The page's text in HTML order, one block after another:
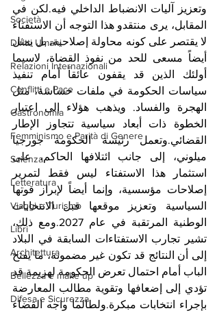
Società
Diritti Umani
Relazioni Internazionali
Conflitti e Pace
Gastronomia
Femminismo e Parità di Genere
Scienza
Letteratura
Viaggi e Turismo
Libri
Architettura
Bellezza e make up
Difesa e Sicurezza
المقابل، يرى منتقدو هذا التوجه أن الاستفتاء
لا يقتصر على كونه محاولة إصلاحية، بل يمثل
سياسات الحكومة في ملفات حساسة، مثل
الهجرة والفساد. ويذهب هؤلاء إلى اعتبار
القضائي.وتعمل رئيسة الحكومة جورجيا
ميلوني، إلى جانب ائتلافها الحاكم، على
إصلاحات مؤسسية، وإنما أيضاً لإبراز قوتها
السياسية وتعزيز موقعها قبل الانتخابات
إلى أن النتائج قد تكون غير مضمونة، ما يفتح
الباب أمام احتمال تعرض الحكومة لهزيمة قد
بإجراء انتخابات مبكرة.ولطالما واجه القضاء